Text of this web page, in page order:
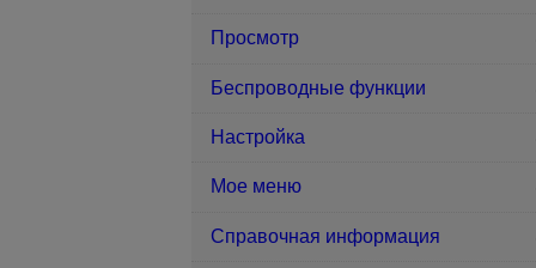
Просмотр
Беспроводные функции
Настройка
Мое меню
Справочная информация